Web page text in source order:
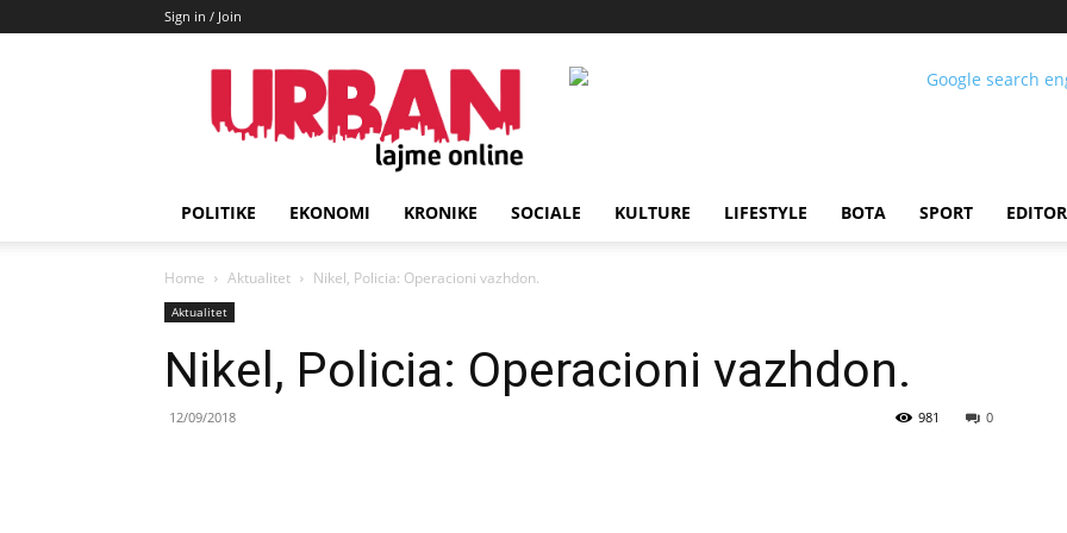
Sign in / Join
URBAN
Lajme
POLITIKE EKONOMI KRONIKE SOCIALE KULTURE LIFESTYLE BOTA SPORT
Home Aktualitet Nikel, Policia: Operacioni vazhdon.
Aktualitet
Nikel, Policia: Operacioni vazhdon.
12/09/2018 0
981